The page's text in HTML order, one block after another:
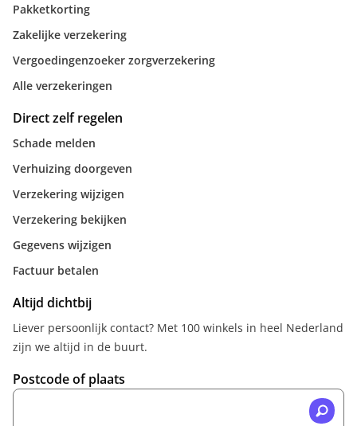
Pakketkorting
Zakelijke verzekering
Vergoedingenzoeker zorgverzekering
Alle verzekeringen
Direct zelf regelen
Schade melden
Verhuizing doorgeven
Verzekering wijzigen
Verzekering bekijken
Gegevens wijzigen
Factuur betalen
Altijd dichtbij
Liever persoonlijk contact? Met 100 winkels in heel Nederland
zijn we altijd in de buurt.
Postcode of plaats